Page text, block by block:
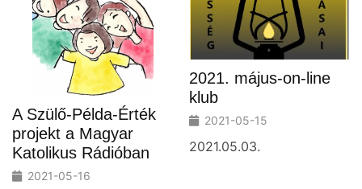
A Szülő-Példa-Érték
projekt a Magyar
Katolikus Rádióban
2021-05-16
2021. május-on-line
klub
2021-05-15
2021.05.03.